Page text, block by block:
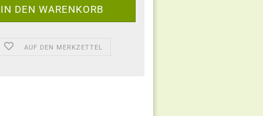
AUF DEN MERKZETTEL